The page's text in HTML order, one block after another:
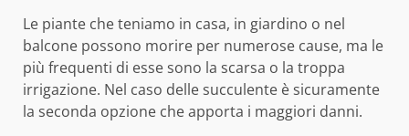
Le piante che teniamo in casa, in giardino o nel
balcone possono morire per numerose cause, ma le
più frequenti di esse sono la scarsa o la troppa
irrigazione. Nel caso delle succulente è sicuramente
la seconda opzione che apporta i maggiori danni.